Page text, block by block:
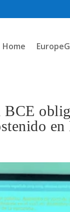
Home EuropeG
en